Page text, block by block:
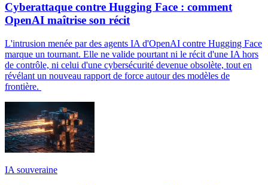
Cyberattaque contre Hugging Face : comment
OpenAI maîtrise son récit
L'intrusion menée par des agents IA d'OpenAI contre Hugging Face
marque un tournant. Elle ne valide pourtant ni le récit d'une IA hors
de contrôle, ni celui d'une cybersécurité devenue obsolète, tout en
révélant un nouveau rapport de force autour des modèles de
frontière.
IA souveraine